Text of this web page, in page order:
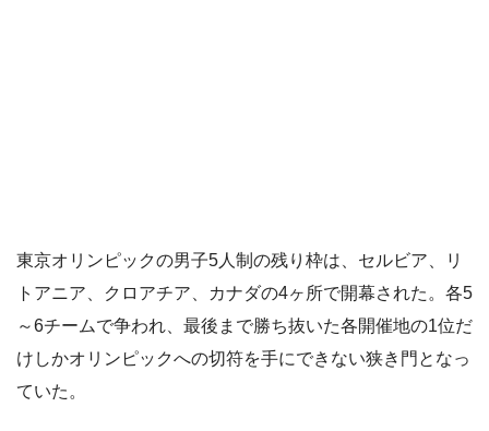
東京オリンピックの男子5人制の残り枠は、セルビア、リ
トアニア、クロアチア、カナダの4ヶ所で開幕された。各5
～6チームで争われ、最後まで勝ち抜いた各開催地の1位だ
けしかオリンピックへの切符を手にできない狭き門となっ
ていた。